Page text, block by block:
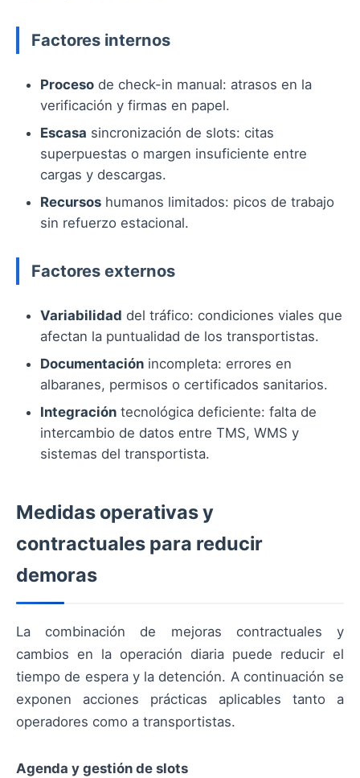
Factores internos
Proceso de check-in manual: atrasos en la
verificación y firmas en papel.
Escasa sincronización de slots: citas
superpuestas o margen insuficiente entre
cargas y descargas.
Recursos humanos limitados: picos de trabajo
sin refuerzo estacional.
Factores externos
Variabilidad del tráfico: condiciones viales que
afectan la puntualidad de los transportistas.
Documentación incompleta: errores en
albaranes, permisos o certificados sanitarios.
Integración tecnológica deficiente: falta de
intercambio de datos entre TMS, WMS y
sistemas del transportista.
Medidas operativas y
contractuales para reducir
demoras
La combinación de mejoras contractuales y
cambios en la operación diaria puede reducir el
tiempo de espera y la detención. A continuación se
exponen acciones prácticas aplicables tanto a
operadores como a transportistas.
Agenda y gestión de slots